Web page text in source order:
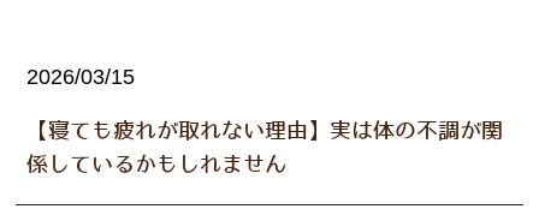
2026/03/15
【寝ても疲れが取れない理由】実は体の不調が関
係しているかもしれません